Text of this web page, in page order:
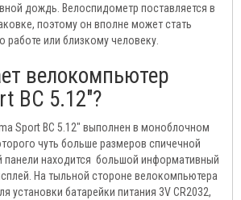
дождь. Велоспидометр поставляется в
поэтому он вполне может стать
работе или близкому человеку.
велокомпьютер
BC 5.12"?
Sport BC 5.12" выполнен в моноблочном
чуть больше размеров спичечной
панели находится большой информативный
На тыльной стороне велокомпьютера
установки батарейки питания 3V CR2032,